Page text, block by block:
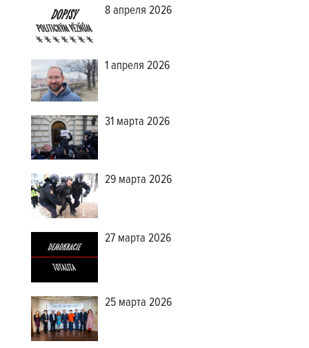
8 апреля 2026
1 апреля 2026
31 марта 2026
29 марта 2026
27 марта 2026
25 марта 2026